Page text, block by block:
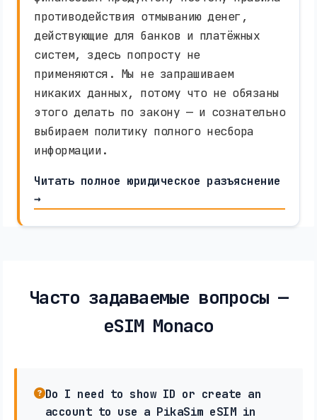
противодействия отмыванию денег,
действующие для банков и платёжных
систем, здесь попросту не
применяются. Мы не запрашиваем
никаких данных, потому что не обязаны
этого делать по закону — и сознательно
выбираем политику полного несбора
информации.
Читать полное юридическое разъяснение
→
Часто задаваемые вопросы —
eSIM Monaco
Do I need to show ID or create an
account to use a PikaSim eSIM in